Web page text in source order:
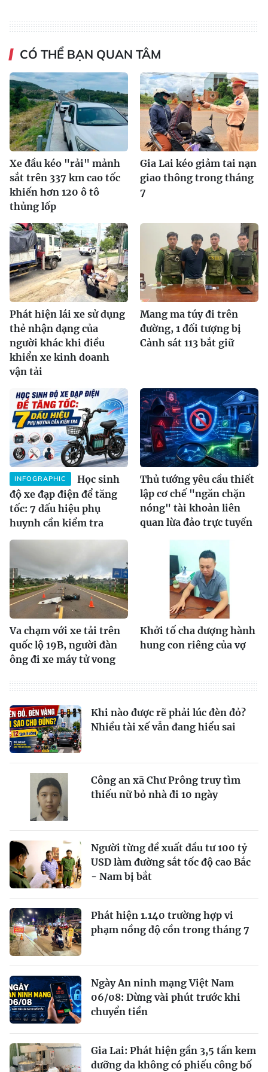
CÓ THỂ BẠN QUAN TÂM
Xe đầu kéo "rải" mảnh
sắt trên 337 km cao tốc
khiến hơn 120 ô tô
thủng lốp
Gia Lai kéo giảm tai nạn
giao thông trong tháng
7
Phát hiện lái xe sử dụng
thẻ nhận dạng của
người khác khi điều
khiển xe kinh doanh
vận tải
Mang ma túy đi trên
đường, 1 đối tượng bị
Cảnh sát 113 bắt giữ
INFOGRAPHIC
Học sinh
độ xe đạp điện để tăng
tốc: 7 dấu hiệu phụ
huynh cần kiểm tra
Thủ tướng yêu cầu thiết
lập cơ chế "ngăn chặn
nóng" tài khoản liên
quan lừa đảo trực tuyến
Va chạm với xe tải trên
quốc lộ 19B, người đàn
ông đi xe máy tử vong
Khởi tố cha dượng hành
hung con riêng của vợ
Khi nào được rẽ phải lúc đèn đỏ?
Nhiều tài xế vẫn đang hiểu sai
Công an xã Chư Prông truy tìm
thiếu nữ bỏ nhà đi 10 ngày
Người từng đề xuất đầu tư 100 tỷ
USD làm đường sắt tốc độ cao Bắc
- Nam bị bắt
Phát hiện 1.140 trường hợp vi
phạm nồng độ cồn trong tháng 7
Ngày An ninh mạng Việt Nam
06/08: Dừng vài phút trước khi
chuyển tiền
Gia Lai: Phát hiện gần 3,5 tấn kem
dưỡng da không có phiếu công bố